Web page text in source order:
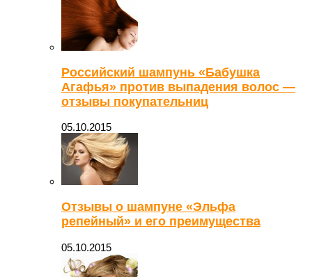
Российский шампунь «Бабушка
Агафья» против выпадения волос —
отзывы покупательниц
05.10.2015
Отзывы о шампуне «Эльфа
репейный» и его преимущества
05.10.2015